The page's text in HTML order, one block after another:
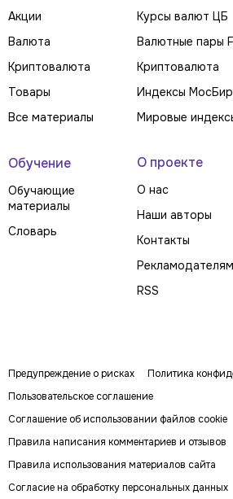
Акции
Валюта
Криптовалюта
Товары
Все материалы
Курсы валют ЦБ
Валютные пары
Криптовалюта
Индексы
Мировые
Обучение
Обучающие
материалы
Словарь
О проекте
О нас
Наши авторы
Контакты
Рекламодателям
RSS
Предупреждение о рисках
Политика
Пользовательское соглашение
Соглашение об использовании файлов cookie
Правила написания комментариев и отзывов
Правила использования материалов сайта
Согласие на обработку персональных данных